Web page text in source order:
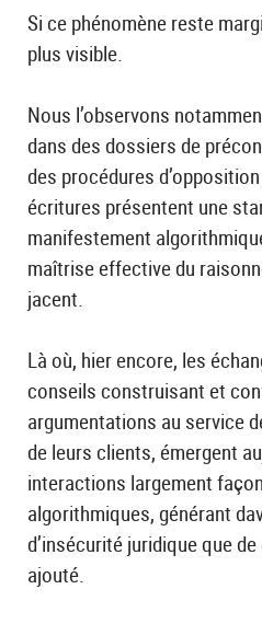
Si ce phénomène reste
plus visible.
Nous l’observons
dans des dossiers de
des procédures
écritures présentent une
manifestement
maîtrise effective du
jacent.
Là où, hier encore, les
conseils construisant et
argumentations au service
de leurs clients, émergent
interactions largement
algorithmiques, générant
d’insécurité juridique que
ajouté.